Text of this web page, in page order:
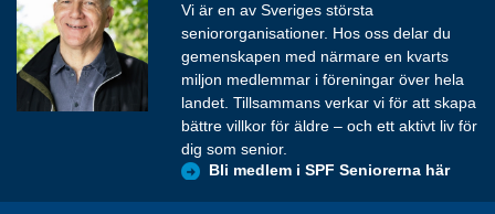
Vi är en av Sveriges största
seniororganisationer. Hos oss delar du
gemenskapen med närmare en kvarts
miljon medlemmar i föreningar över hela
landet. Tillsammans verkar vi för att skapa
bättre villkor för äldre – och ett aktivt liv för
dig som senior.
Bli medlem i SPF Seniorerna här